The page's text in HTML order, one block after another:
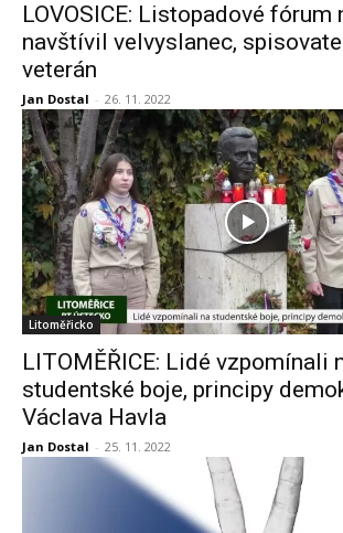
LOVOSICE: Listopadové fórum
navštívil velvyslanec,
veterán
Jan Dostal - 26. 11. 2022
Litoměřicko
LITOMĚŘICE: Lidé vzpomínali
studentské boje, principy
Václava Havla
Jan Dostal - 25. 11. 2022